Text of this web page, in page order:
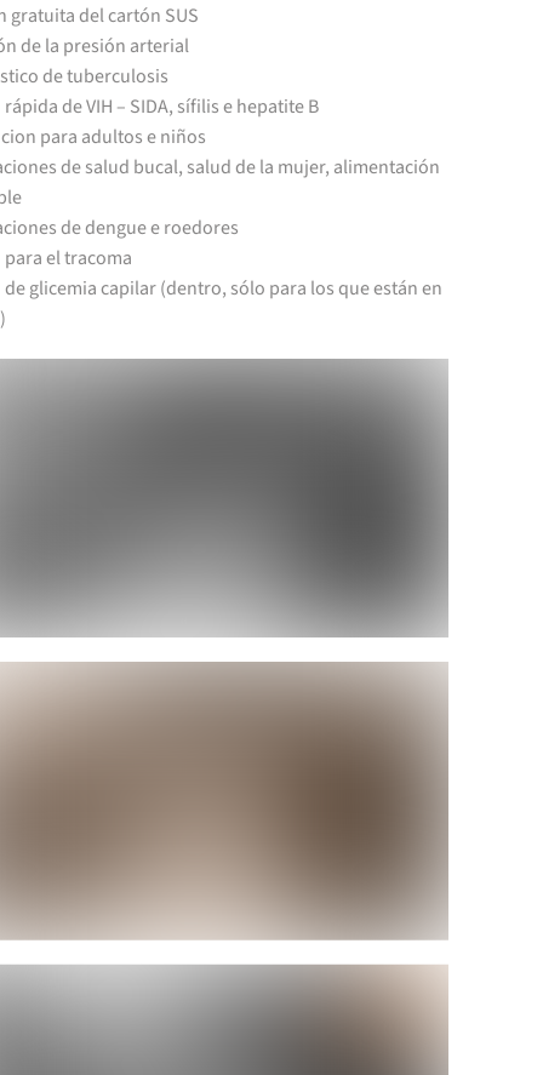
gratuita del cartón SUS
de la presión arterial
de tuberculosis
de VIH – SIDA, sífilis e hepatite B
para adultos e niños
de salud bucal, salud de la mujer, alimentación
de dengue e roedores
el tracoma
glicemia capilar (dentro, sólo para los que están en